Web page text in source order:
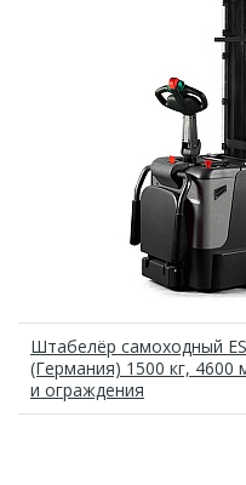
Штабелёр самоходный
(Германия) 1500 кг,
и ограждения